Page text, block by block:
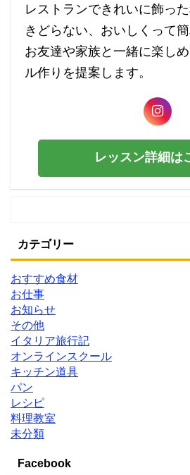
レストランできれいに飾った
きどらない、おいしくって簡
お友達や家族と一緒に楽し
ル作りを提案します。
レッスン詳細は
カテゴリー
おすすめ食材
お仕事
お知らせ
その他
イタリア旅行記
オンラインスクール
キッチン道具
パン
レシピ
料理教室
未分類
Facebook